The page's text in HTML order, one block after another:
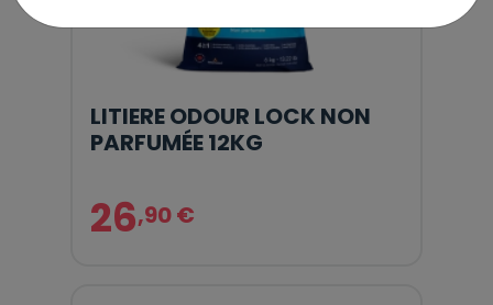
LITIERE ODOUR LOCK NON
PARFUMÉE 12KG
26,90 €